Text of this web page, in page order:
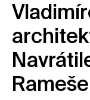
Café
Akce
Kurzy
Pro firmy
O nás
Budova
Online sbírka
Kunsthalle
Publikace
Shop
Členství